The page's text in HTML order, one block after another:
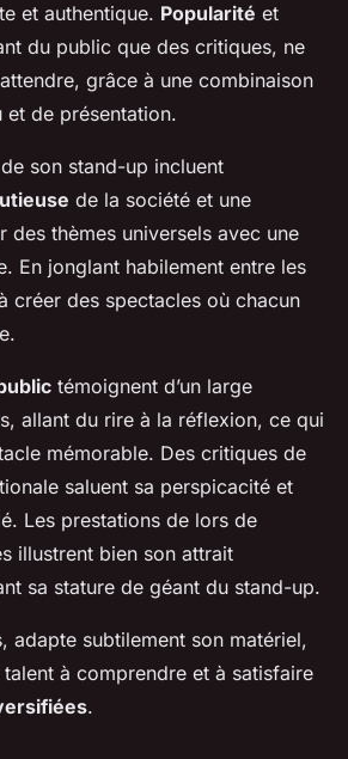
et authentique. Popularité et
du public que des critiques, ne
grâce à une combinaison
et de présentation.
son stand-up incluent
de la société et une
des thèmes universels avec une
En jonglant habilement entre les
créer des spectacles où chacun
témoignent d’un large
allant du rire à la réflexion, ce qui
mémorable. Des critiques de
saluent sa perspicacité et
Les prestations de lors de
illustrent bien son attrait
sa stature de géant du stand-up.
adapte subtilement son matériel,
à comprendre et à satisfaire
.